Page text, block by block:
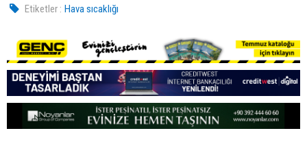
Etiketler : Hava sıcaklığı